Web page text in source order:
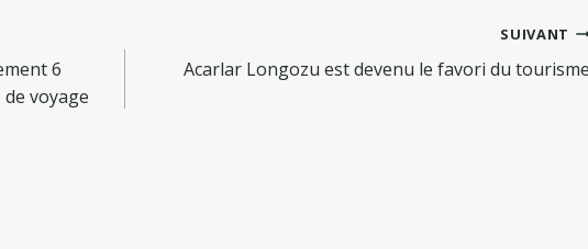
6
voyage
SUIVANT
Acarlar Longozu est devenu le favori du